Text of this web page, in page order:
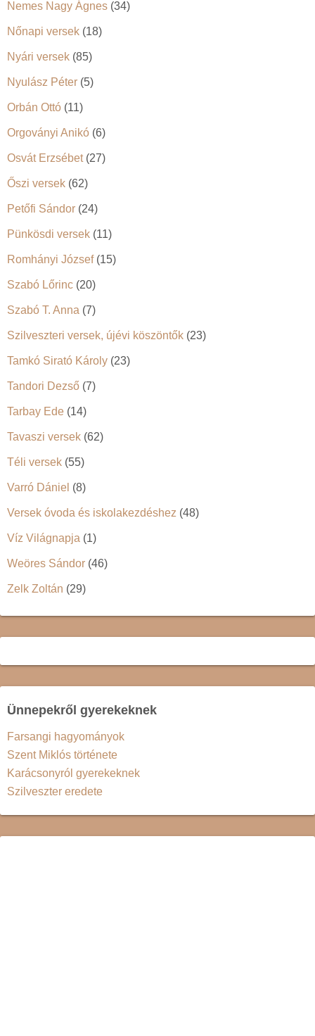
Nemes Nagy Ágnes (34)
Nőnapi versek (18)
Nyári versek (85)
Nyulász Péter (5)
Orbán Ottó (11)
Orgoványi Anikó (6)
Osvát Erzsébet(27)
Őszi versek (62)
Petőfi Sándor (24)
Pünkösdi versek (11)
Romhányi József(15)
Szabó Lőrinc (20)
Szabó T. Anna (7)
Szilveszteri versek, újévi köszöntők (23)
Tamkó Sirató Károly (23)
Tandori Dezső (7)
Tarbay Ede (14)
Tavaszi versek (62)
Téli versek (55)
Varró Dániel (8)
Versek óvoda és iskolakezdéshez (48)
Víz Világnapja (1)
Weöres Sándor (46)
Zelk Zoltán (29)
Ünnepekről gyerekeknek
Farsangi hagyományok
Szent Miklós története
Karácsonyról gyerekeknek
Szilveszter eredete